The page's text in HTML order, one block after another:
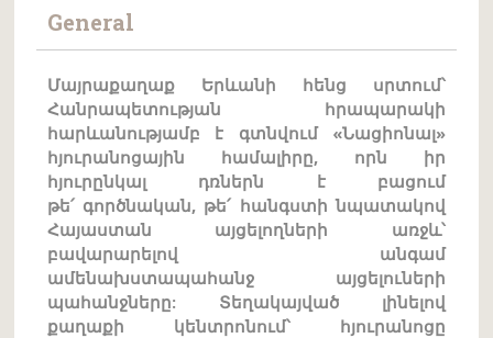
General
Մայրաքաղաք Երևանի հենց սրտում՝
Հանրապետության հրապարակի
հարևանությամբ է գտնվում «Նացիոնալ»
հյուրանոցային համալիրը, որն իր
հյուրընկալ դռներն է բացում
թե՛ գործնական, թե՛ հանգստի նպատակով
Հայաստան այցելողների առջև՝
բավարարելով անգամ
ամենախստապահանջ այցելուների
պահանջները: Տեղակայված լինելով
քաղաքի կենտրոնում՝ հյուրանոցը